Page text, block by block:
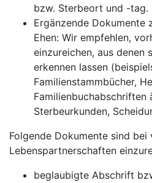
bzw. Sterbeort und -tag.
Ergänzende Dokumente
Ehen: Wir empfehlen,
einzureichen, aus denen
erkennen lassen
Familienstammbücher,
Familienbuchabschriften
Sterbeurkunden,
Folgende Dokumente sind bei
Lebenspartnerschaften
beglaubigte Abschrift